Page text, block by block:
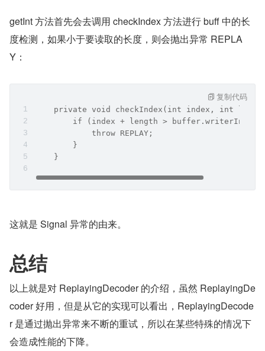
getInt 方法首先会去调用 checkIndex 方法进行 buff 中的长
度检测，如果小于要读取的长度，则会抛出异常 REPLA
Y：
private void checkIndex(int index, int
if (index + length >
            throw REPLAY;
        }
    }
复制代码
这就是 Signal 异常的由来。
总结
以上就是对 ReplayingDecoder 的介绍，虽然 ReplayingDe
coder 好用，但是从它的实现可以看出，ReplayingDecode
r 是通过抛出异常来不断的重试，所以在某些特殊的情况下
会造成性能的下降。